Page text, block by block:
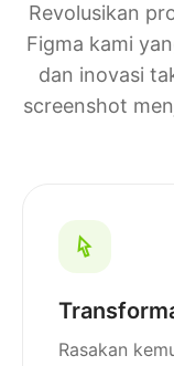
Revolusikan
Figma kami
dan inovasi
screenshot
Rasakan